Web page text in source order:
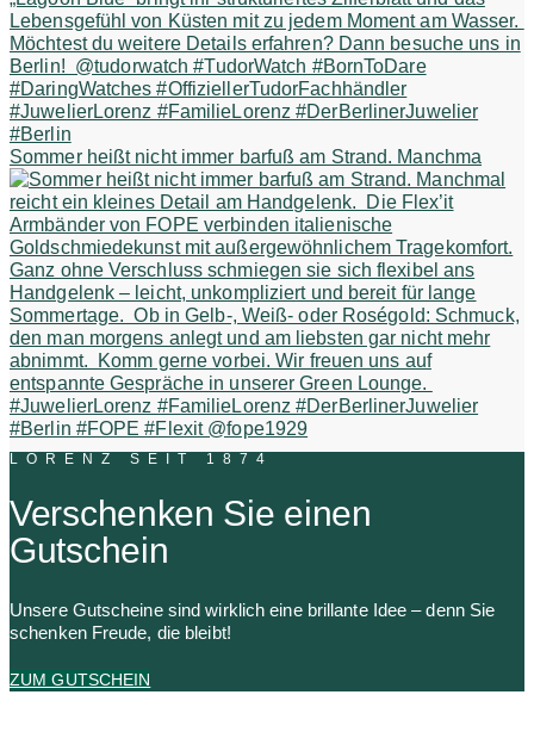
Sommer heißt nicht immer barfuß am Strand. Manchma
LORENZ SEIT 1874
Verschenken Sie einen
Gutschein
Unsere Gutscheine sind wirklich eine brillante Idee – denn Sie
schenken Freude, die bleibt!
ZUM GUTSCHEIN